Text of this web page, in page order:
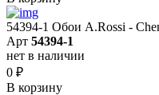
54394-1 Обои A.Rossi -
Арт 54394-1
нет в наличии
0 ₽
В корзину